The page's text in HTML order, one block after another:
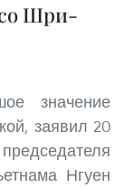
Шри-
значение
заявил 20
Нгуен